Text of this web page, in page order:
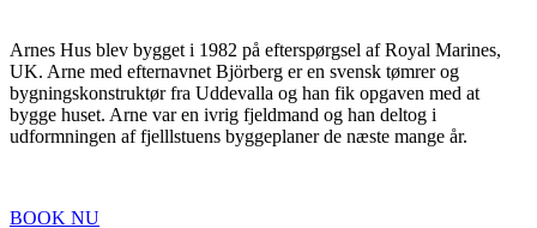
Arnes Hus blev bygget i 1982 på efterspørgsel af Royal Marines,
UK. Arne med efternavnet Björberg er en svensk tømrer og
bygningskonstruktør fra Uddevalla og han fik opgaven med at
bygge huset. Arne var en ivrig fjeldmand og han deltog i
udformningen af fjelllstuens byggeplaner de næste mange år.
BOOK NU